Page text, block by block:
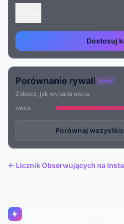
Dostosuj
Porównanie rywali Nowe
Zobacz, jak wypada owca.
owca
Porównaj
← Licznik Obserwujących na